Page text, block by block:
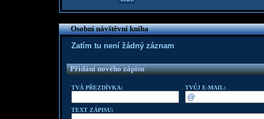
Osobní návštěvní kniha
Zatím tu není žádný záznam
Přidání nového zápisu
TVÁ PŘEZDÍVKA: TVŮJ E-MAIL:
TEXT ZÁPISU: